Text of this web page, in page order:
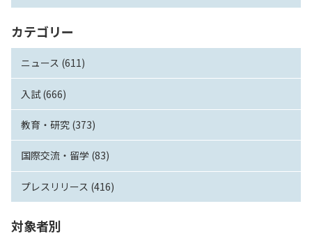
カテゴリー
ニュース (611)
入試 (666)
教育・研究 (373)
国際交流・留学 (83)
プレスリリース (416)
対象者別